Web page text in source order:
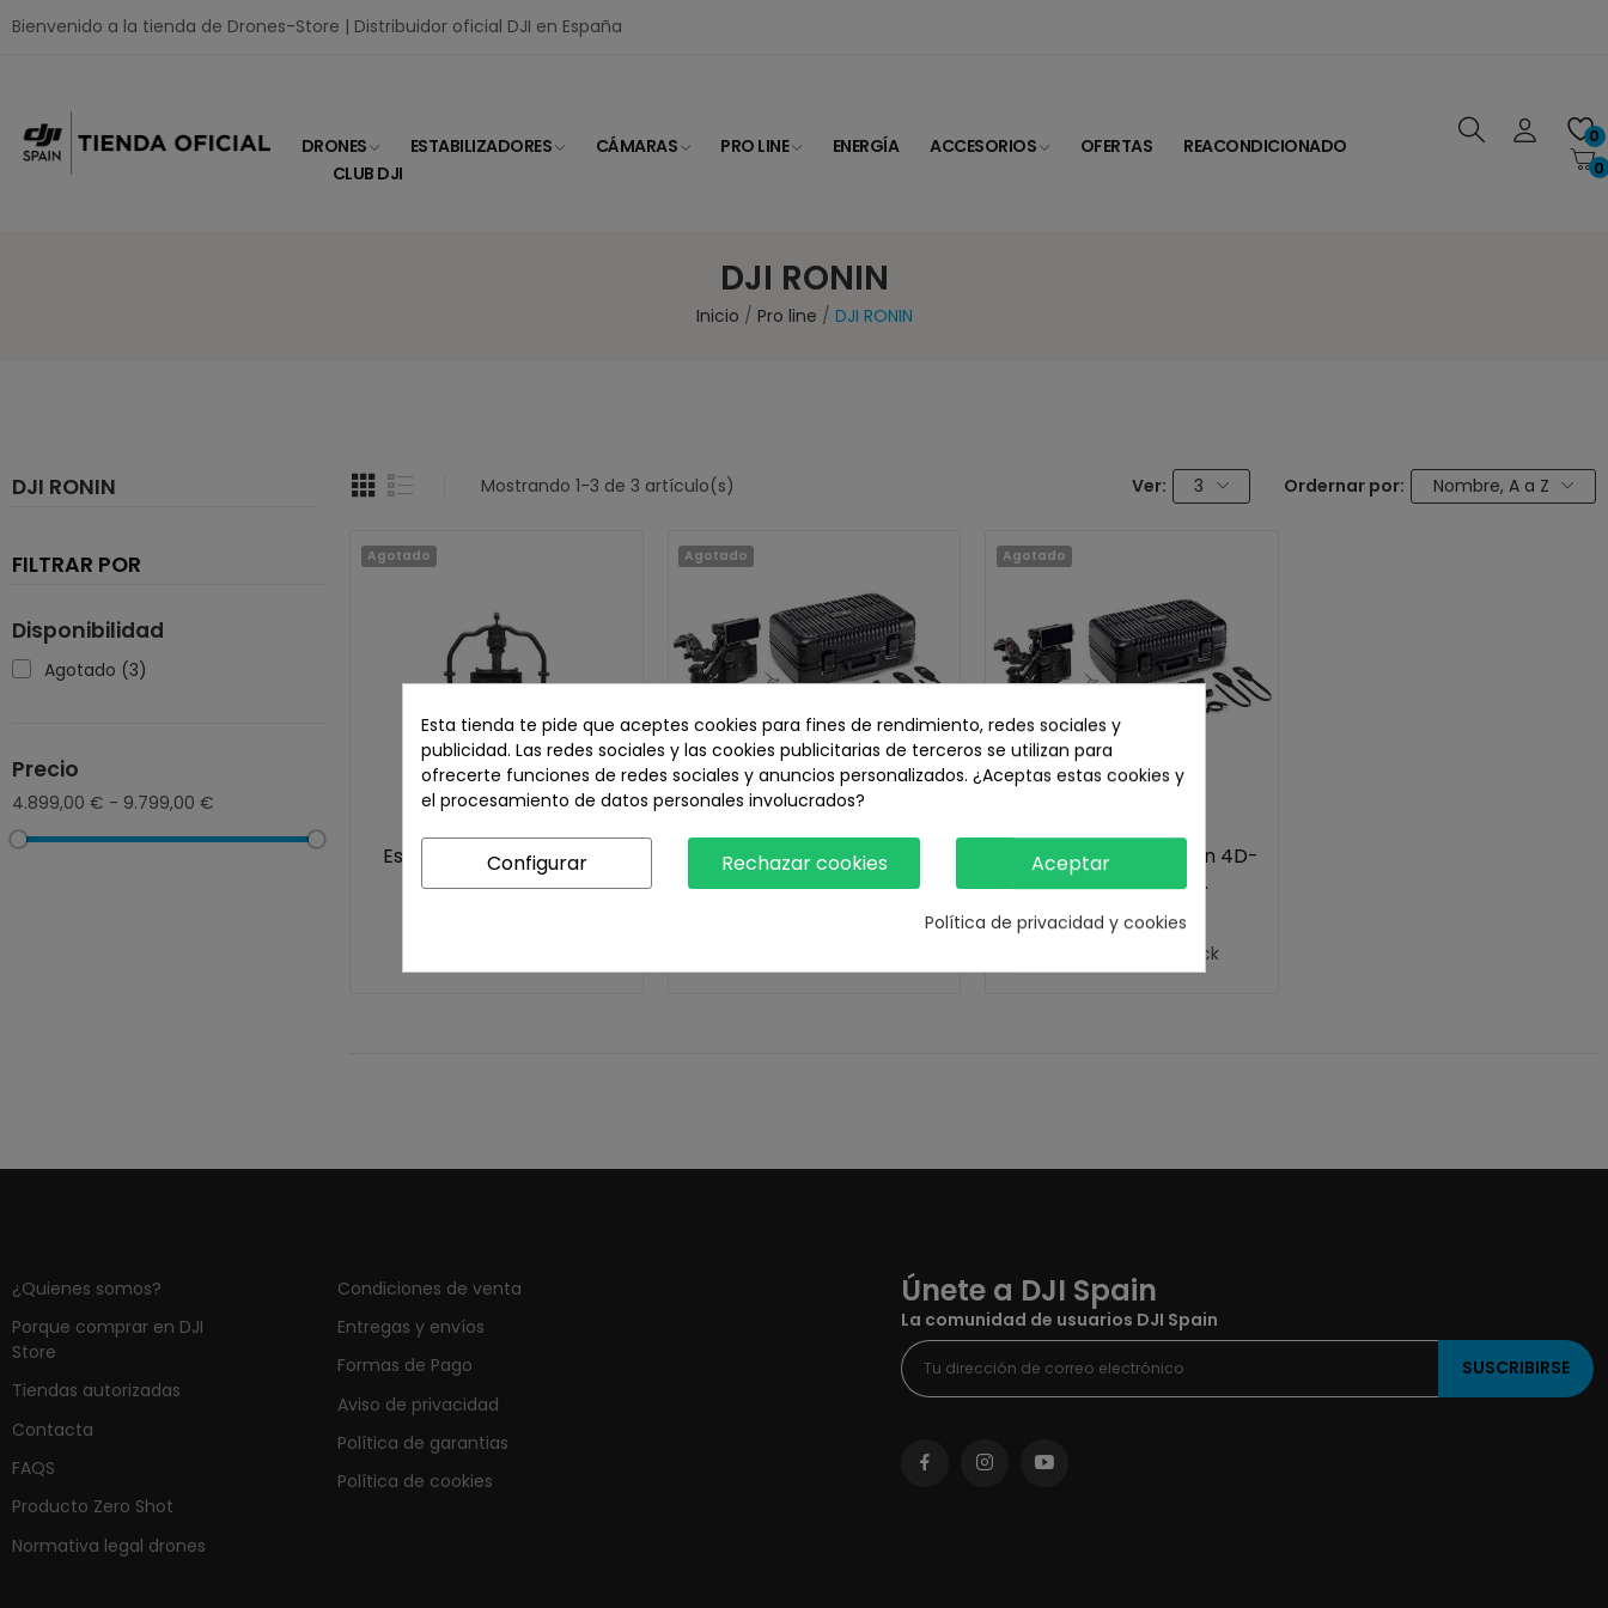
Bienvenido a la tienda de Drones-Store | Distribuidor oficial DJI en España
DRONES ESTABILIZADORES CÁMARAS PRO LINE ENERGÍA ACCESORIOS OFERTAS
REACONDICIONADO
CLUB DJI
0
0
DJI RONIN
Inicio Pro line DJI RONIN
DJI RONIN
FILTRAR POR
Disponibilidad
Agotado (3)
Precio
4.899,00 € - 9.799,00 €
Mostrando 1-3 de 3 artículo(s) Ver: 3 Ordernar por: Nombre, A a Z
Agotado
Estabilizador DJI Ronin 2
Professional Combo
Agotado
Estabilizador DJI Ronin 4D-
6K Axis Cinema...
Agotado
Estabilizador DJI Ronin 4D-
8K Axis Cinema...
Sin stock
¿Quienes somos?
Porque comprar en DJI
Store
Tiendas autorizadas
Contacta
FAQS
Producto Zero Shot
Normativa legal drones
Condiciones de venta
Entregas y envíos
Formas de Pago
Aviso de privacidad
Política de garantias
Política de cookies
Únete a DJI Spain
La comunidad de usuarios DJI Spain
SUSCRIBIRSE
Esta tienda te pide que aceptes cookies para fines de rendimiento, redes sociales y
publicidad. Las redes sociales y las cookies publicitarias de terceros se utilizan para
ofrecerte funciones de redes sociales y anuncios personalizados. ¿Aceptas estas cookies y
el procesamiento de datos personales involucrados?
Aceptar
Rechazar cookies
Configurar
Política de privacidad y cookies